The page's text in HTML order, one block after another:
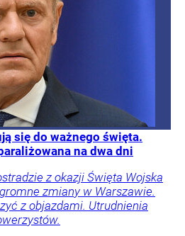
się do ważnego święta.
na dwa dni
z okazji Święta Wojska
zmiany w Warszawie.
z objazdami. Utrudnienia